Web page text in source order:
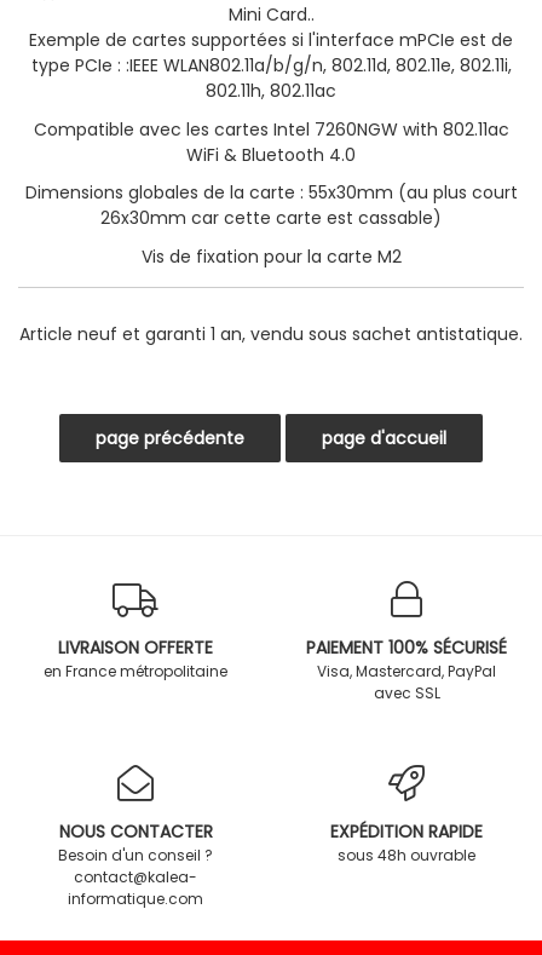
Mini Card..
Exemple de cartes supportées si l'interface mPCIe est de
type PCIe : :IEEE WLAN802.11a/b/g/n, 802.11d, 802.11e, 802.11i,
802.11h, 802.11ac
Compatible avec les cartes Intel 7260NGW with 802.11ac
WiFi & Bluetooth 4.0
Dimensions globales de la carte : 55x30mm (au plus court
26x30mm car cette carte est cassable)
Vis de fixation pour la carte M2
Article neuf et garanti 1 an, vendu sous sachet antistatique.
LIVRAISON OFFERTE
en France métropolitaine
PAIEMENT 100% SÉCURISÉ
Visa, Mastercard, PayPal
avec SSL
NOUS CONTACTER
Besoin d'un conseil ?
contact@kalea-
informatique.com
EXPÉDITION RAPIDE
sous 48h ouvrable